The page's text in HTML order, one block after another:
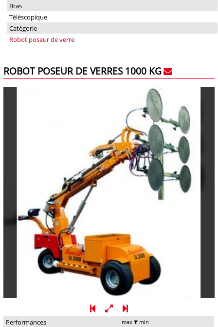
Bras
Téléscopique
Catégorie
Robot poseur de verre
ROBOT POSEUR DE VERRES 1000 KG
Performances max min